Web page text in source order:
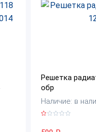
Решетка
обр
Наличие: в